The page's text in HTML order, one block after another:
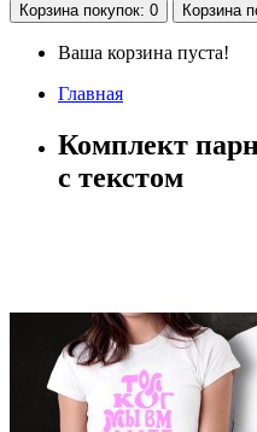
Корзинапокупок: 0 Корзина
Ваша корзина пуста!
Главная
Комплект
с текстом